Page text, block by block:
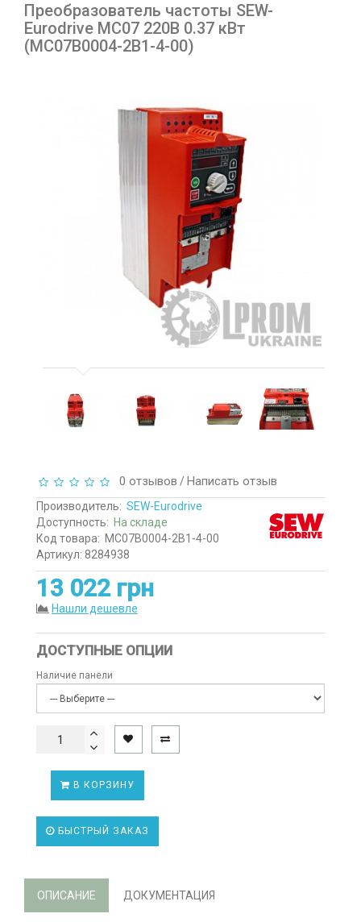
Преобразователь частоты SEW-
Eurodrive MC07 220В 0.37 кВт
(MC07B0004-2B1-4-00)
0 отзывов / Написать отзыв
Производитель: SEW-Eurodrive
Доступность: На складе
Код товара: MC07B0004-2B1-4-00
Артикул: 8284938
13 022 грн
Нашли дешевле
ДОСТУПНЫЕ ОПЦИИ
Наличие панели
В КОРЗИНУ
БЫСТРЫЙ ЗАКАЗ
ОПИСАНИЕ ДОКУМЕНТАЦИЯ